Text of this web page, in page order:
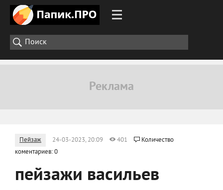
Пейзаж 24-03-2023, 20:09 401
Количество
коментариев: 0
пейзажи васильев